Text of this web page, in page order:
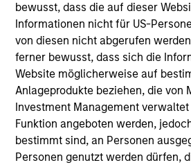
bewusst, dass die auf dieser
Informationen nicht für US-
von diesen nicht abgerufen
ferner bewusst, dass sich die
Website möglicherweise auf
Anlageprodukte beziehen, die von
Investment Management
Funktion angeboten werden,
bestimmt sind, an Personen
Personen genutzt werden dürfen,
Mark van der
Managing Director
Jarrod Quigley
Managing Director
Johan E. Detter